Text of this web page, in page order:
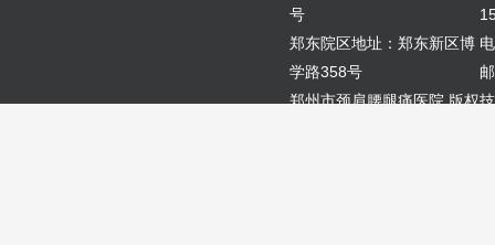
号
郑东院区地址：郑东新区博
学路358号
郑州市颈肩腰腿痛医院 版权